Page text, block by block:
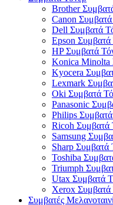
Brother
Canon
Dell Συμβατά
Epson Συμβατά
HP Συμβατά
Konica Minolta
Kyocera
Lexmark
Oki Συμβατά
Panasonic
Philips
Ricoh Συμβατά
Samsung
Sharp Συμβατά
Toshiba
Triumph
Utax Συμβατά
Xerox Συμβατά
Συμβατές